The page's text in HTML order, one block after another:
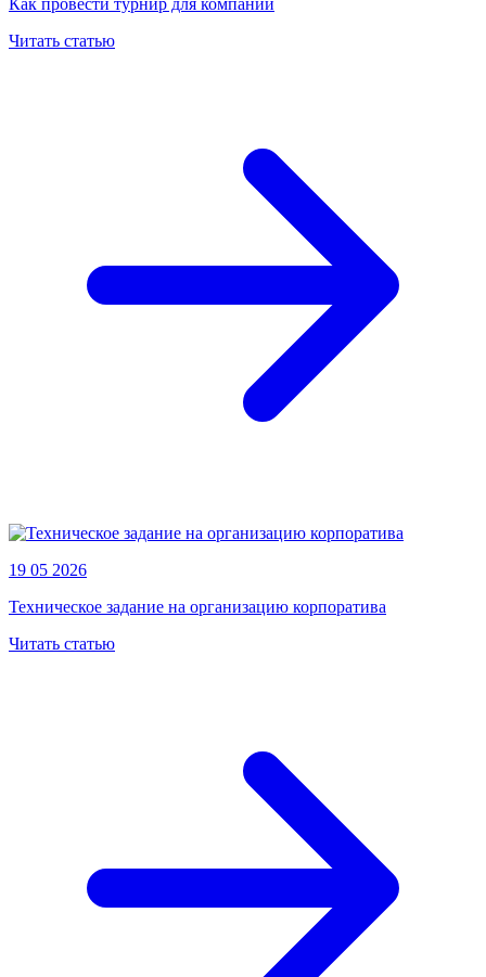
Как провести турнир для компании
Читать статью
19 05 2026
Техническое задание на организацию корпоратива
Читать статью